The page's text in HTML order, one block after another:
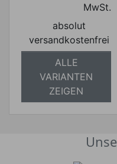
MwSt.
absolut
versandkostenfrei
ALLE
VARIANTEN
ZEIGEN